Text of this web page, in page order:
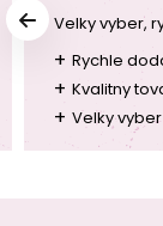
Velky vyber,
+ Rychle
+ Kvalitny
+ Velky vyber